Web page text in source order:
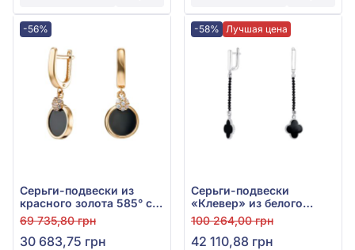
-56%
Серьги-подвески из
красного золота 585° с
фианитом/
куб.цирконием и чёрным
агатом, арт. 449816
69 735,80 грн
30 683,75 грн
-58% Лучшая цена
Серьги-подвески
«Клевер» из белого
золота 585° с чёрной
эмалью и чёрным
агатом, арт. 479076В
100 264,00 грн
42 110,88 грн